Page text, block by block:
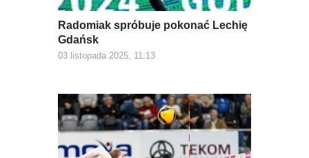
Radomiak spróbuje pokonać Lechię
Gdańsk
03 listopada 2025, 11:13